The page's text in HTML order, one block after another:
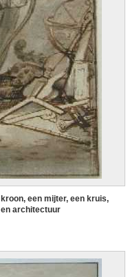
een mijter, een kruis,
architectuur